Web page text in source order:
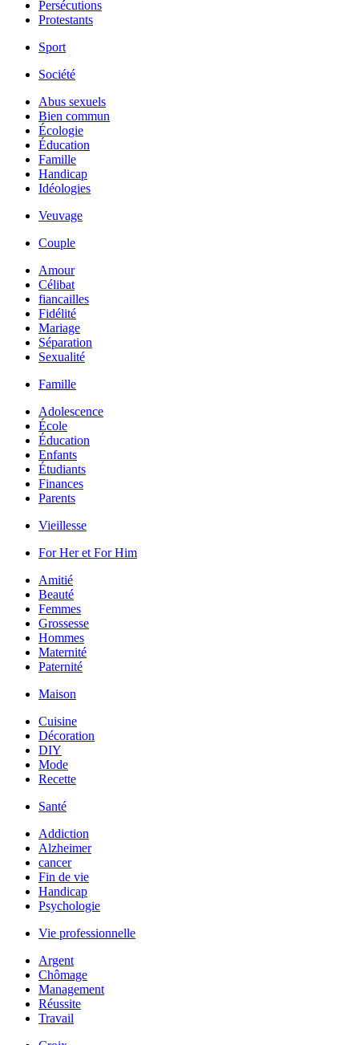
Persécutions
Protestants
Sport
Société
Abus sexuels
Bien commun
Écologie
Éducation
Famille
Handicap
Idéologies
Veuvage
Couple
Amour
Célibat
fiancailles
Fidélité
Mariage
Séparation
Sexualité
Famille
Adolescence
École
Éducation
Enfants
Étudiants
Finances
Parents
Vieillesse
For Her et For Him
Amitié
Beauté
Femmes
Grossesse
Hommes
Maternité
Paternité
Maison
Cuisine
Décoration
DIY
Mode
Recette
Santé
Addiction
Alzheimer
cancer
Fin de vie
Handicap
Psychologie
Vie professionnelle
Argent
Chômage
Management
Réussite
Travail